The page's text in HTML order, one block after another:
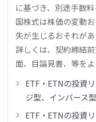
に基づき、別途手数
国株式は株価の変動
失が生じるおそれがあ
詳しくは、契約締結
面、目論見書、等を
ETF・ETNの投資
ジ型、インバース
ETF・ETNの投資